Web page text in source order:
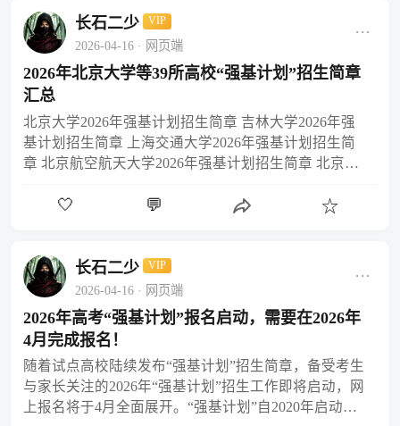
长石二少 VIP
2026-04-16· 网页端
···
2026年北京大学等39所高校“强基计划”招生简章
汇总
北京大学2026年强基计划招生简章 吉林大学2026年强
基计划招生简章 上海交通大学2026年强基计划招生简
章 北京航空航天大学2026年强基计划招生简章 北京理
🤍 💬 ☆
长石二少 VIP
2026-04-16· 网页端
···
2026年高考“强基计划”报名启动，需要在2026年
4月完成报名！
随着试点高校陆续发布“强基计划”招生简章，备受考生
与家长关注的2026年“强基计划”招生工作即将启动，网
上报名将于4月全面展开。“强基计划”自2020年启动实